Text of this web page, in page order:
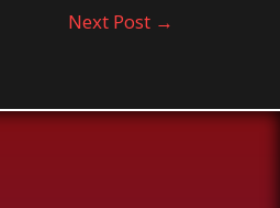
Next Post →